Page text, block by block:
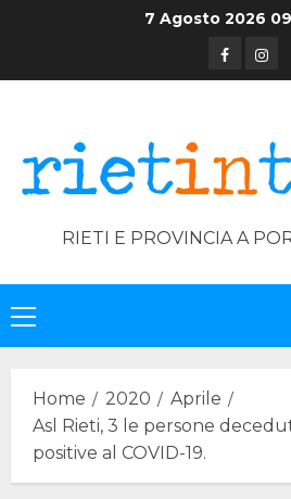
7 Agosto 2026
Facebook
RIETI E PROVINCIA A
Primary
Menu
Home 2020
Aprile
Asl Rieti, 3 le persone
positive al COVID-19.